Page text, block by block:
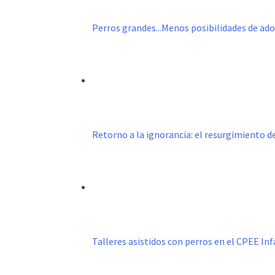
Perros grandes...Menos posibilidades de
Retorno a la ignorancia: el resurgimiento
Talleres asistidos con perros en el CPEE